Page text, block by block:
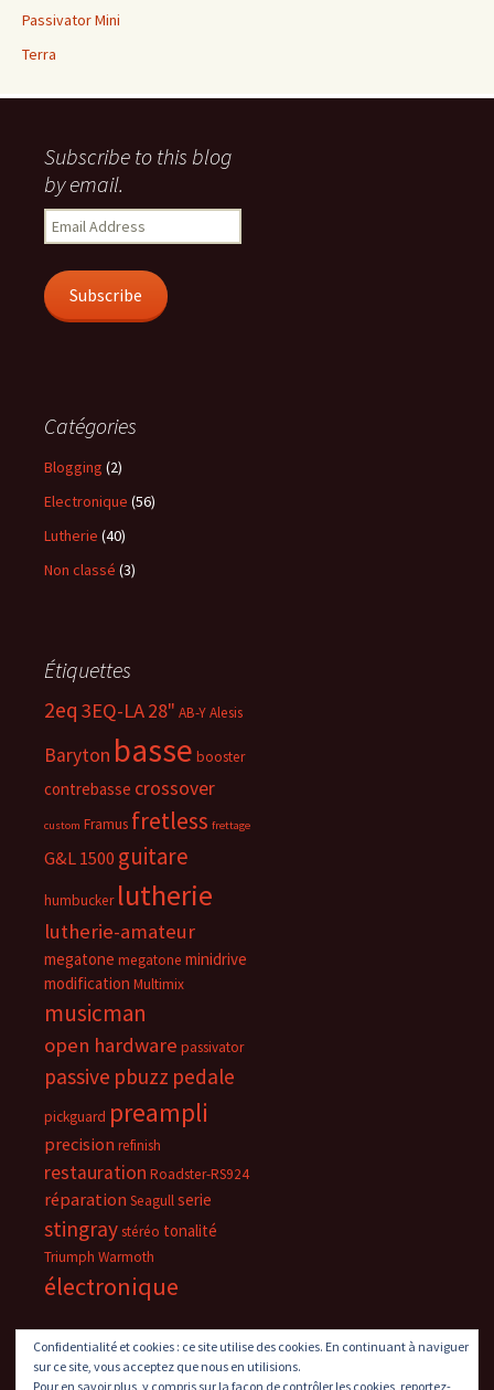
Passivator Mini
Terra
Subscribe to this blog
by email.
Email
Address
Subscribe
Catégories
Blogging (2)
Electronique (56)
Lutherie (40)
Non classé (3)
Étiquettes
2eq 3EQ-LA28" AB-YAlesis
Baryton basse booster
contrebasse crossover
custom Framus fretless frettage
G&L 1500 guitare
humbucker lutherie
lutherie-amateur
megatone megatone minidrive
modification Multimix
musicman
open hardware passivator
passive pbuzz pedale
pickguard preampli
precision refinish
restauration Roadster-RS924
réparation Seagullserie
stingraystéréo tonalité
Triumph Warmoth
électronique
Confidentialité et cookies : ce site utilise des cookies. En continuant à naviguer
sur ce site, vous acceptez que nous en utilisions.
Pour en savoir plus, y compris sur la façon de contrôler les cookies, reportez-